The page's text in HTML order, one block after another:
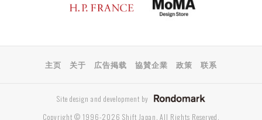
主页 关于 広告掲载 協賛企業 政策 联系
Site design and development by
Copyright © 1996-2026 Shift Japan. All Rights Reserved.